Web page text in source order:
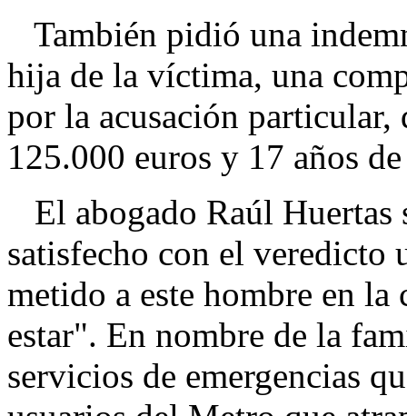
También pidió una
hija de la víctima, una
por la acusación
125.000 euros y 17 años
El abogado Raúl Huertas
satisfecho con el veredicto
metido a este hombre en la
estar". En nombre de la
servicios de emergencias